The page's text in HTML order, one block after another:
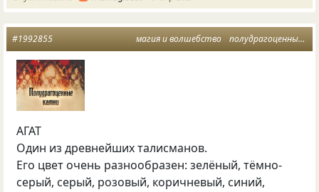
магия и волшебство полудрагоценные камни
#1992855
АГАТ
Один из древнейших талисманов.
Его цвет очень разнообразен: зелёный, тёмно-
серый, серый, розовый, коричневый, синий,